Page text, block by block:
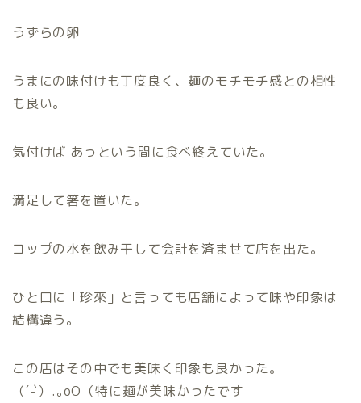
うずらの卵
うまにの味付けも丁度良く、麺のモチモチ感との相性
も良い。
気付けば あっという間に食べ終えていた。
満足して箸を置いた。
コップの水を飲み干して会計を済ませて店を出た。
ひと口に「珍來」と言っても店舗によって味や印象は
結構違う。
この店はその中でも美味く印象も良かった。
（´-`）.｡oO（特に麺が美味かったです